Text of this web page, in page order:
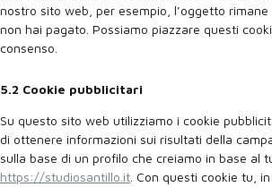
nostro sito web, per esempio, l’oggetto
non hai pagato. Possiamo piazzare questi
consenso.
5.2 Cookie pubblicitari
Su questo sito web utilizziamo i cookie
di ottenere informazioni sui risultati della
sulla base di un profilo che creiamo in base al
https://studiosantillo.it . Con questi cookie tu,